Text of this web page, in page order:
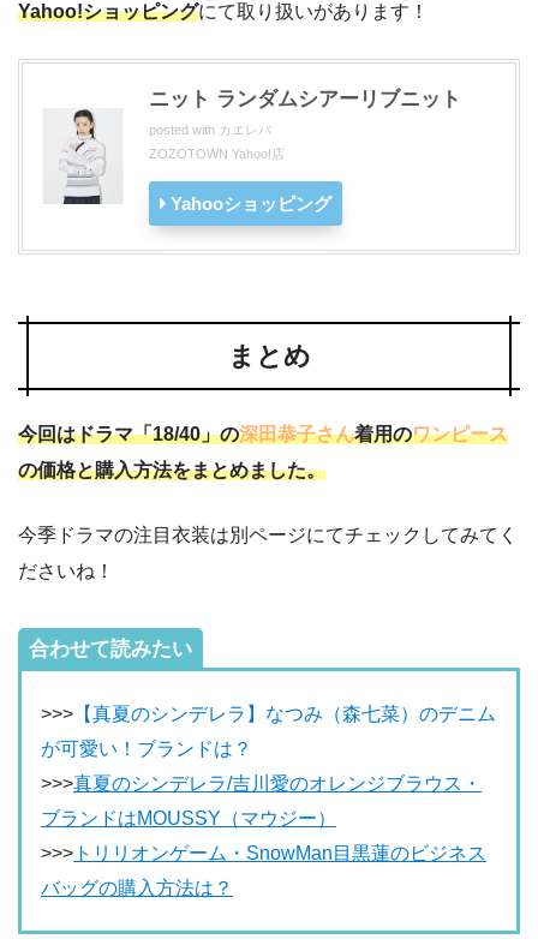
Yahoo!ショッピングにて取り扱いがあります！
ニット ランダムシアーリブニット
posted with カエレバ
ZOZOTOWN Yahoo!店
Yahooショッピング
まとめ
今回はドラマ「18/40」の深田恭子さん着用のワンピース
の価格と購入方法をまとめました。
今季ドラマの注目衣装は別ページにてチェックしてみてく
ださいね！
合わせて読みたい
>>> 【真夏のシンデレラ】なつみ（森七菜）のデニム
が可愛い！ブランドは？
>>>真夏のシンデレラ/吉川愛のオレンジブラウス・
ブランドはMOUSSY（マウジー）
>>> トリリオンゲーム・SnowMan目黒蓮のビジネス
バッグの購入方法は？